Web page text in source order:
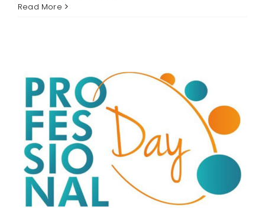
Read More
Cooprogetti participará en
el Professional Day 2026